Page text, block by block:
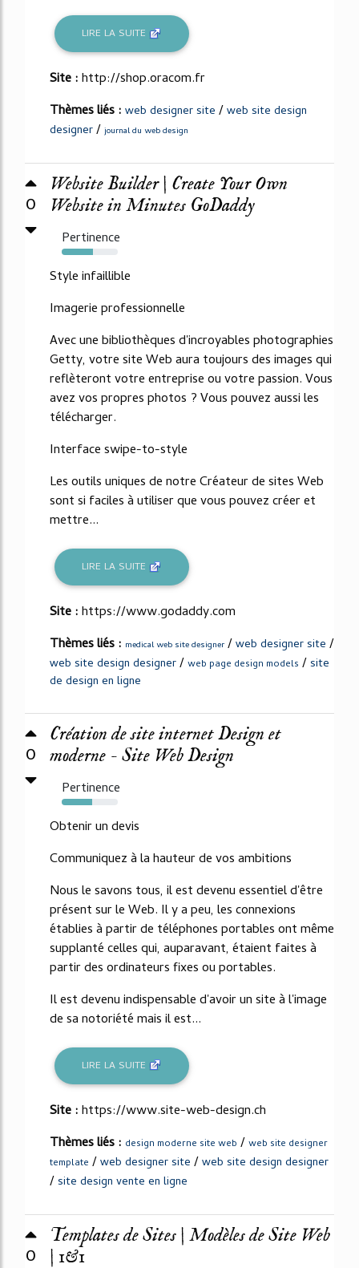
LIRE LA SUITE
Site :http://shop.oracom.fr
Thèmes liés : web designer site /web site design
designer/ journal du web design
0
Website Builder | Create Your Own
Website in Minutes GoDaddy
Pertinence
55%
Style infaillible
Imagerie professionnelle
Avec une bibliothèques d'incroyables photographies
Getty, votre site Web aura toujours des images qui
reflèteront votre entreprise ou votre passion. Vous
avez vos propres photos ? Vous pouvez aussi les
télécharger.
Interface swipe-to-style
Les outils uniques de notre Créateur de sites Web
sont si faciles à utiliser que vous pouvez créer et
mettre...
LIRE LA SUITE
Site :https://www.godaddy.com
Thèmes liés : medical web site designer /web designer site /
web site design designer/ web page design models /site
de design en ligne
0
Création de site internet Design et
moderne - Site Web Design
Pertinence
54%
Obtenir un devis
Communiquez à la hauteur de vos ambitions
Nous le savons tous, il est devenu essentiel d'être
présent sur le Web. Il y a peu, les connexions
établies à partir de téléphones portables ont même
supplanté celles qui, auparavant, étaient faites à
partir des ordinateurs fixes ou portables.
Il est devenu indispensable d'avoir un site à l'image
de sa notoriété mais il est...
LIRE LA SUITE
Site :https://www.site-web-design.ch
Thèmes liés : design moderne site web / web site designer
template /web designer site /web site design designer
/site design vente en ligne
0
Templates de Sites | Modèles de Site Web
| 1&1